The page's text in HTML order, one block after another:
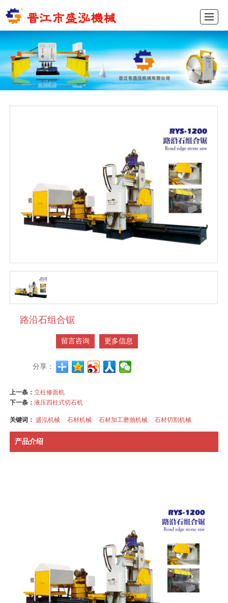
产品展示 新闻动态 联系我们 ENGLISH
路沿石组合锯
留言咨询 更多信息
分享：
上一条：立柱修面机
下一条：液压四柱式切石机
关键词：盛泓机械 石材机械 石材加工磨抛机械 石材切割机械
产品介绍